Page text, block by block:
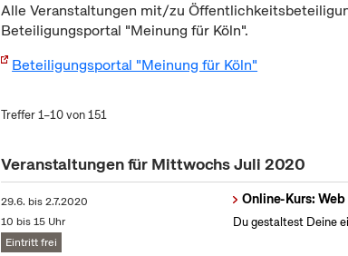
Alle Veranstaltungen mit/zu
Beteiligungsportal "Meinung für Köln".
Beteiligungsportal "Meinung für Köln"
Treffer 1–10 von 151
Veranstaltungen für Mittwochs Juli 2020
29.6. bis2.7.2020
10 bis 15 Uhr
Eintritt frei
Online-Kurs:
Du gestaltest Deine